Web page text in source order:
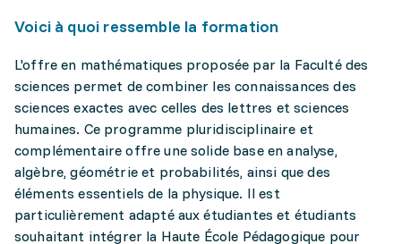
Voici à quoi ressemble la formation
L'offre en mathématiques proposée par la Faculté des
sciences permet de combiner les connaissances des
sciences exactes avec celles des lettres et sciences
humaines. Ce programme pluridisciplinaire et
complémentaire offre une solide base en analyse,
algèbre, géométrie et probabilités, ainsi que des
éléments essentiels de la physique. Il est
particulièrement adapté aux étudiantes et étudiants
souhaitant intégrer la Haute École Pédagogique pour